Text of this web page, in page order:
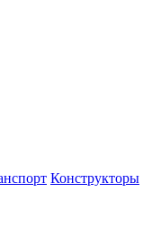
Конструкторы